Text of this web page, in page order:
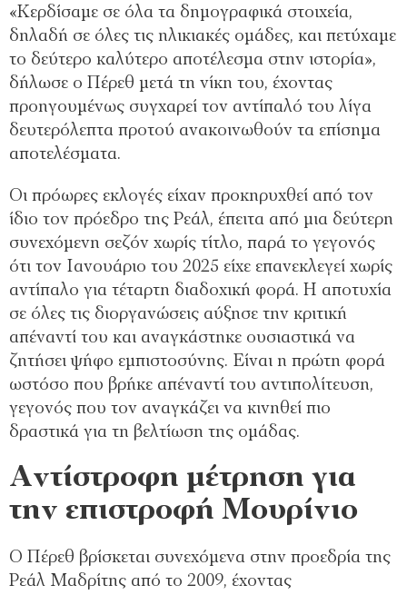
«Κερδίσαμε σε όλα τα δημογραφικά στοιχεία,
δηλαδή σε όλες τις ηλικιακές ομάδες, και πετύχαμε
το δεύτερο καλύτερο αποτέλεσμα στην ιστορία»,
δήλωσε ο Πέρεθ μετά τη νίκη του, έχοντας
προηγουμένως συγχαρεί τον αντίπαλό του λίγα
δευτερόλεπτα προτού ανακοινωθούν τα επίσημα
αποτελέσματα.
Οι πρόωρες εκλογές είχαν προκηρυχθεί από τον
ίδιο τον πρόεδρο της Ρεάλ, έπειτα από μια δεύτερη
συνεχόμενη σεζόν χωρίς τίτλο, παρά το γεγονός
ότι τον Ιανουάριο του 2025 είχε επανεκλεγεί χωρίς
αντίπαλο για τέταρτη διαδοχική φορά. Η αποτυχία
σε όλες τις διοργανώσεις αύξησε την κριτική
απέναντί του και αναγκάστηκε ουσιαστικά να
ζητήσει ψήφο εμπιστοσύνης. Είναι η πρώτη φορά
ωστόσο που βρήκε απέναντί του αντιπολίτευση,
γεγονός που τον αναγκάζει να κινηθεί πιο
δραστικά για τη βελτίωση της ομάδας.
Αντίστροφη μέτρηση για
την επιστροφή Μουρίνιο
Ο Πέρεθ βρίσκεται συνεχόμενα στην προεδρία της
Ρεάλ Μαδρίτης από το 2009, έχοντας